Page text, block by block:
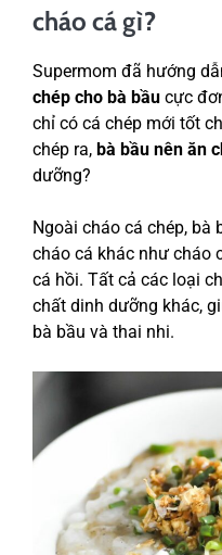
cháo cá gì?
Supermom đã hướng
chép cho bà bầu cực
chỉ có cá chép mới tốt
chép ra, bà bầu nên ăn
dưỡng?
Ngoài cháo cá chép, bà
cháo cá khác như cháo
cá hồi. Tất cả các loại
chất dinh dưỡng khác,
bà bầu và thai nhi.